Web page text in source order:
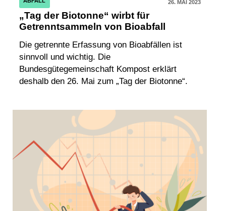
26. MAI 2023
„Tag der Biotonne“ wirbt für
Getrenntsammeln von Bioabfall
Die getrennte Erfassung von Bioabfällen ist
sinnvoll und wichtig. Die
Bundesgütegemeinschaft Kompost erklärt
deshalb den 26. Mai zum „Tag der Biotonne“.